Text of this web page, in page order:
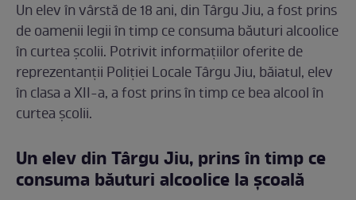
Un elev în vârstă de 18 ani, din Târgu Jiu, a fost prins
de oamenii legii în timp ce consuma băuturi alcoolice
în curtea școlii. Potrivit informațiilor oferite de
reprezentanții Poliției Locale Târgu Jiu, băiatul, elev
în clasa a XII-a, a fost prins în timp ce bea alcool în
curtea școlii.
Un elev din Târgu Jiu, prins în timp ce
consuma băuturi alcoolice la școală